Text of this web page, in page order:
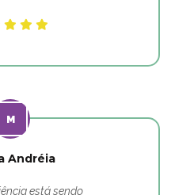
Andréia
está sendo